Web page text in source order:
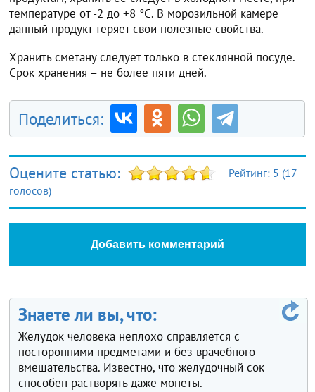
температуре от -2 до +8 °C. В морозильной камере
данный продукт теряет свои полезные свойства.
Хранить сметану следует только в стеклянной посуде.
Срок хранения – не более пяти дней.
Поделиться:
Оцените статью: Рейтинг: 5 (17
голосов)
Добавить комментарий
Знаете ли вы, что:
Желудок человека неплохо справляется с
посторонними предметами и без врачебного
вмешательства. Известно, что желудочный сок
способен растворять даже монеты.